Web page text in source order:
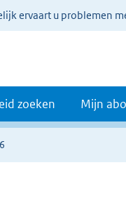
ervaart u problemen
zoeken Mijn